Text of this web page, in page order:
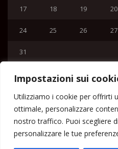
Impostazioni sui
Utilizziamo i cookie per offrirti
ottimale, personalizzare
nostro traffico. Puoi scegliere
personalizzare le tue
17 18 19 20
24 25 26 27
31
Home
Lipari News
Cronaca Lipari